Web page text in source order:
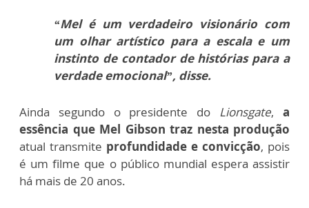
“Mel é um verdadeiro visionário com
um olhar artístico para a escala e um
instinto de contador de histórias para a
verdade emocional”, disse.
Ainda segundo o presidente do Lionsgate,a
essência que Mel Gibson traz nesta produção
atual transmite profundidade e convicção, pois
é um filme que o público mundial espera assistir
há mais de 20 anos.